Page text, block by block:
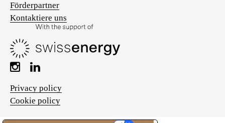
Förderpartner
Kontaktiere uns
Privacy policy
Cookie policy